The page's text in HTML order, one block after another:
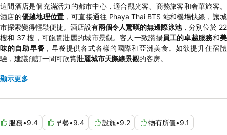
這間酒店是個充滿活力的都市中心，適合觀光客、商務旅客和奢華旅客。
酒店的優越地理位置 ，可直接通往 Phaya Thai BTS 站和機場快線，讓城
市探索變得輕鬆便捷。酒店設有兩個令人驚嘆的無邊際泳池，分別位於 22
樓和 37 樓，可飽覽壯麗的城市景觀。客人一致讚揚員工的卓越服務和美
味的自助早餐 ，早餐提供各式各樣的國際和亞洲美食。如欲提升住宿體
驗，建議預訂一間可欣賞壯麗城市天際線景觀的客房。
顯示更多
服務•9.4 早餐•9.4 設施•9.2 物有所值•9.1